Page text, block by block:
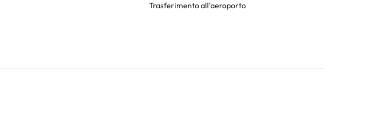
Trasferimento all'aeroporto